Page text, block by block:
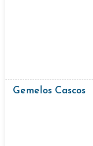
Gemelos Cascos